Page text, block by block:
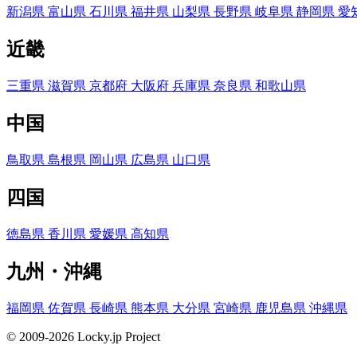
新潟県 富山県 石川県 福井県 山梨県 長野県 岐阜県 静岡県 愛
近畿
三重県 滋賀県 京都府 大阪府 兵庫県 奈良県 和歌山県
中国
鳥取県 島根県 岡山県 広島県 山口県
四国
徳島県 香川県 愛媛県 高知県
九州・沖縄
福岡県 佐賀県 長崎県 熊本県 大分県 宮崎県 鹿児島県 沖縄県
© 2009-2026 Locky.jp Project